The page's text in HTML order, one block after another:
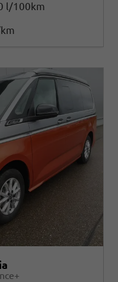
l/100km